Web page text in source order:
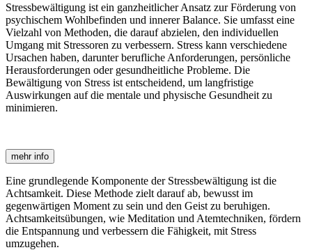
Stressbewältigung ist ein ganzheitlicher Ansatz zur Förderung von
psychischem Wohlbefinden und innerer Balance. Sie umfasst eine
Vielzahl von Methoden, die darauf abzielen, den individuellen
Umgang mit Stressoren zu verbessern. Stress kann verschiedene
Ursachen haben, darunter berufliche Anforderungen, persönliche
Herausforderungen oder gesundheitliche Probleme. Die
Bewältigung von Stress ist entscheidend, um langfristige
Auswirkungen auf die mentale und physische Gesundheit zu
minimieren.
mehr info
Eine grundlegende Komponente der Stressbewältigung ist die
Achtsamkeit. Diese Methode zielt darauf ab, bewusst im
gegenwärtigen Moment zu sein und den Geist zu beruhigen.
Achtsamkeitsübungen, wie Meditation und Atemtechniken, fördern
die Entspannung und verbessern die Fähigkeit, mit Stress
umzugehen.